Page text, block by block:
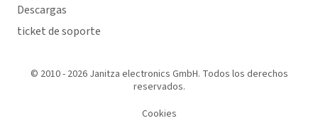
Descargas
ticket de soporte
© 2010 - 2026 Janitza electronics GmbH. Todos los derechos
reservados.
Cookies